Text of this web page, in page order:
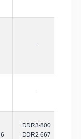
-
-
DDR3-800
DDR2-667